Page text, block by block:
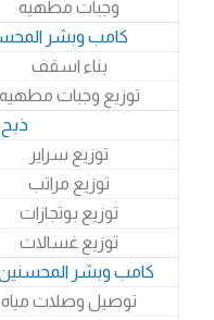
وجبات مطهيه
كامب وبشر
بناء اسقف
توزيع وجبات مطهيه
ذبح
توزيع سراير
توزيع مراتب
توزيع بوتجازات
توزيع غسالات
كامب وبشر المحسنين
توصيل وصلات مياه